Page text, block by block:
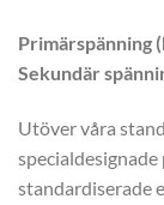
Primärspänning
Sekundär
Utöver våra
standardiserade